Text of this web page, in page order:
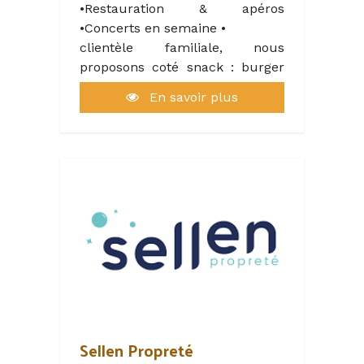
•Restauration & apéros
•Concerts en semaine •
clientèle familiale, nous
proposons coté snack : burger
maison, frites, nuggets, panini,
tacos, glaces et boissons. pizza
En savoir plus
Sellen Propreté